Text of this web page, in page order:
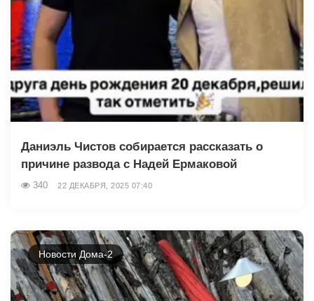
Даниэль Чистов собирается рассказать о
причине развода с Надей Ермаковой
340 22 ДЕКАБРЯ, 2025 07:40
Новости Дома-2